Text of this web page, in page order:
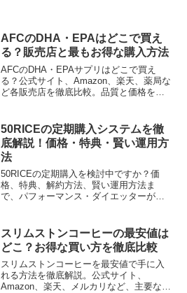
AFCのDHA・EPAはどこで買え
る？販売店と最もお得な購入方法
AFCのDHA・EPAサプリはどこで買え
る？公式サイト、Amazon、楽天、薬局な
ど各販売店を徹底比較。品質と価格を両
50RICEの定期購入システムを徹
底解説！価格・特典・賢い運用方
法
50RICEの定期購入を検討中ですか？価
格、特典、解約方法、賢い運用方法ま
で、パフォーマンス・ダイエッターが知
スリムストンコーヒーの最安値は
どこ？お得な買い方を徹底比較
スリムストンコーヒーを最安値で手に入
れる方法を徹底解説。公式サイト、
Amazon、楽天、メルカリなど、主要な購